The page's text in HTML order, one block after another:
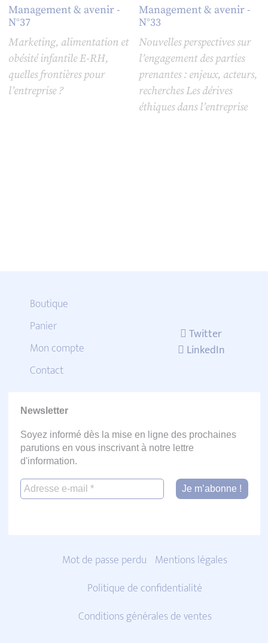
Management & avenir -
N°37
Marketing, alimentation et
obésité infantile E-RH,
quelles frontières pour
l’entreprise ?
Management & avenir -
N°33
Nouvelles perspectives sur
l’engagement des parties
prenantes : enjeux, acteurs,
recherches Les dérives
éthiques dans l’entreprise
Boutique
Panier
Mon compte
Contact
Twitter
LinkedIn
Newsletter
Soyez informé dès la mise en ligne des prochaines
parutions en vous inscrivant à notre lettre
d'information.
Mot de passe perdu Mentions légales
Politique de confidentialité
Conditions générales de ventes